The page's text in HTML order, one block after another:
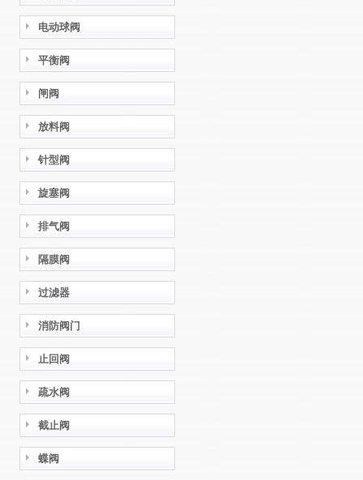
电动球阀
平衡阀
闸阀
放料阀
针型阀
旋塞阀
排气阀
隔膜阀
过滤器
消防阀门
止回阀
疏水阀
截止阀
蝶阀